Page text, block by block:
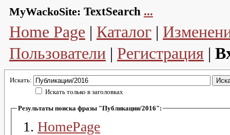
MyWackoSite: TextSearch ...
Home Page | Каталог |
Пользователи | Регистрация |
Искать:
Искать только в заголовках
Результаты поиска фразы "Публикации/2016":
HomePage